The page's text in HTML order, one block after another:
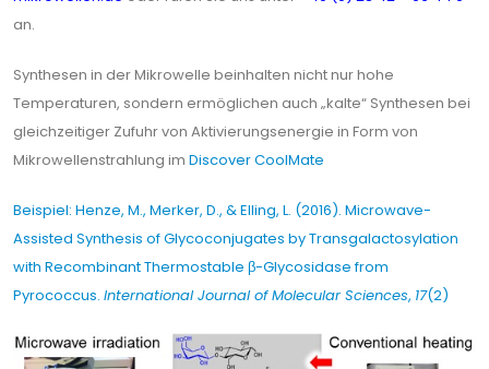
an.
Synthesen in der Mikrowelle beinhalten nicht nur hohe
Temperaturen, sondern ermöglichen auch „kalte“ Synthesen bei
gleichzeitiger Zufuhr von Aktivierungsenergie in Form von
Mikrowellenstrahlung im Discover CoolMate
Beispiel: Henze, M., Merker, D., & Elling, L. (2016). Microwave-
Assisted Synthesis of Glycoconjugates by Transgalactosylation
with Recombinant Thermostable β-Glycosidase from
Pyrococcus. International Journal of Molecular Sciences, 17(2)